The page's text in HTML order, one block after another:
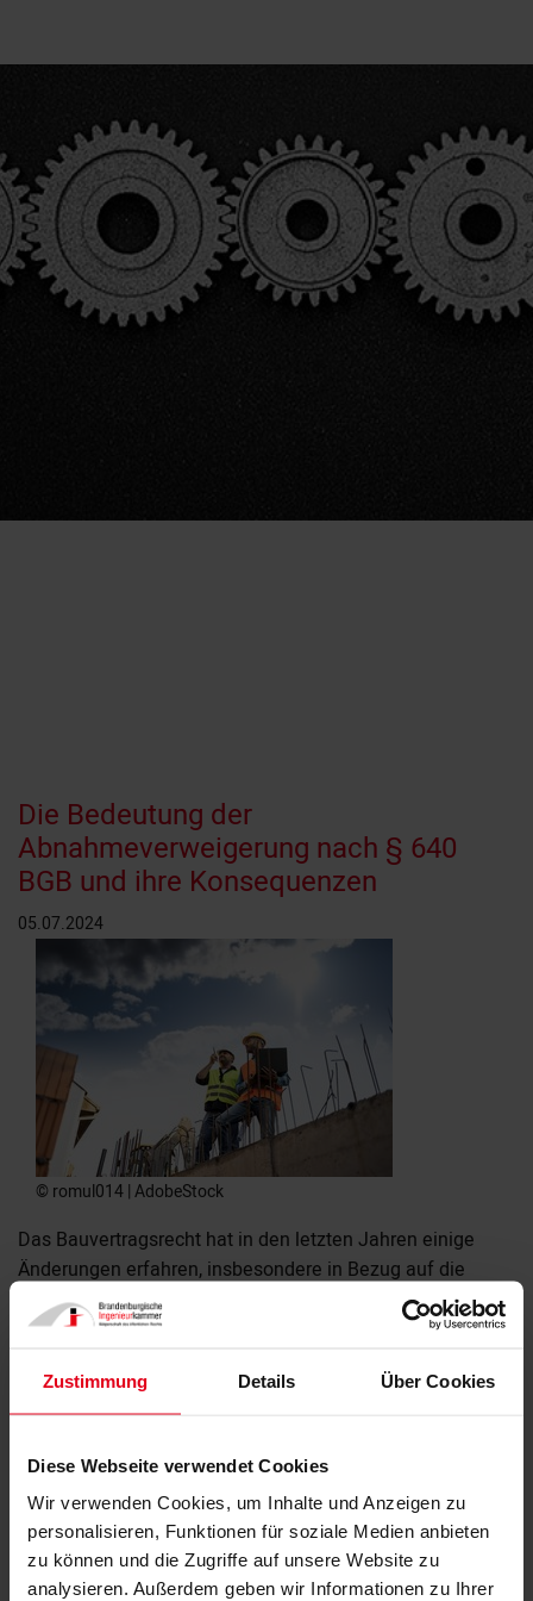
Zustimmung Details Über Cookies
Diese Webseite verwendet Cookies
Wir verwenden Cookies, um Inhalte und Anzeigen zu
personalisieren, Funktionen für soziale Medien anbieten
zu können und die Zugriffe auf unsere Website zu
analysieren. Außerdem geben wir Informationen zu Ihrer
Die Bedeutung der
Abnahmeverweigerung nach § 640
BGB und ihre Konsequenzen
05.07.2024
Das Bauvertragsrecht hat in den letzten Jahren einige
Änderungen erfahren, insbesondere in Bezug auf die
Abnahme von Bauwerken. Eine wichtige Neuerung ist die
Reform des § 640 BGB, der die Voraussetzungen und
regelt.
zentraler Punkt, da sie viele Rechtsfolgen nach sich zieht.
Mit der Abnahme bestätigt der Auftraggeber, dass das
Werk im Wesentlichen vertragsgemäß hergestellt wurde.
© romul014 | AdobeStock